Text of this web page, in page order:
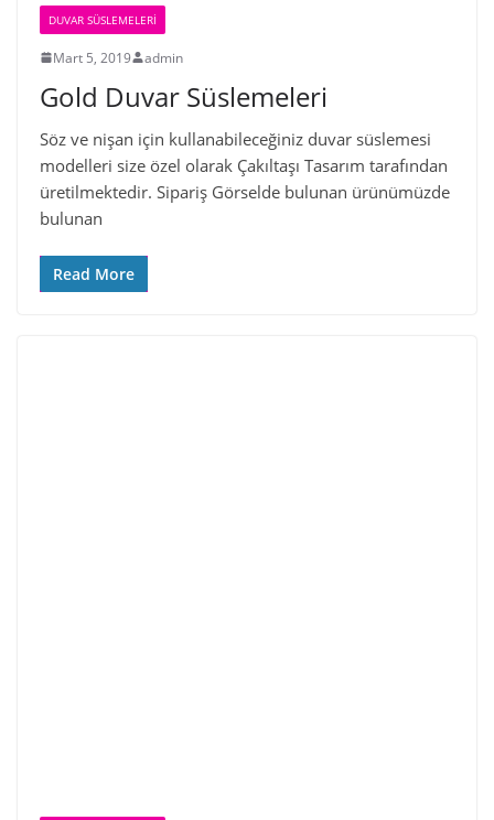
DUVAR SÜSLEMELERI
Mart 5, 2019 admin
Gold Duvar Süslemeleri
Söz ve nişan için kullanabileceğiniz duvar süslemesi
modelleri size özel olarak Çakıltaşı Tasarım tarafından
üretilmektedir. Sipariş Görselde bulunan ürünümüzde
bulunan
Read More